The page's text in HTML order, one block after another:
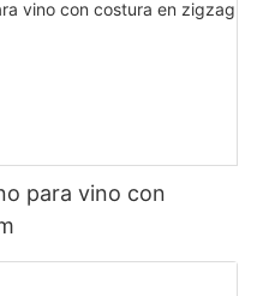
para vino con